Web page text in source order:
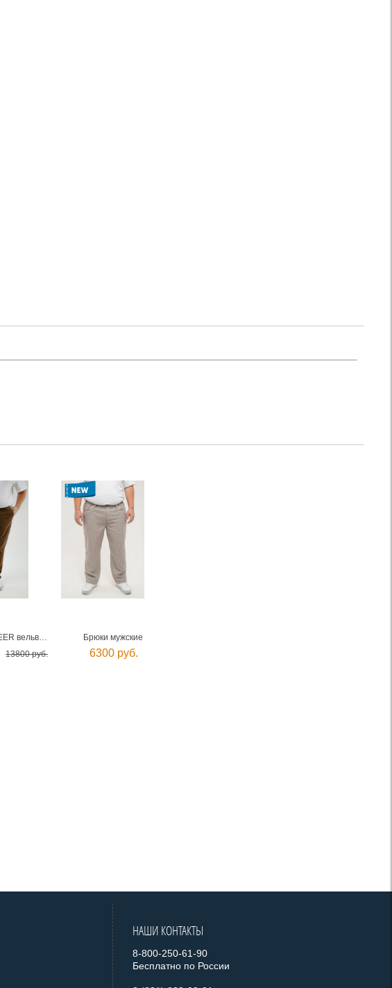
Слаксы PIONEER вельветовые мужские
13800 руб.
Брюки мужские
6300 руб.
НАШИ КОНТАКТЫ
8-800-250-61-90
Бесплатно по России